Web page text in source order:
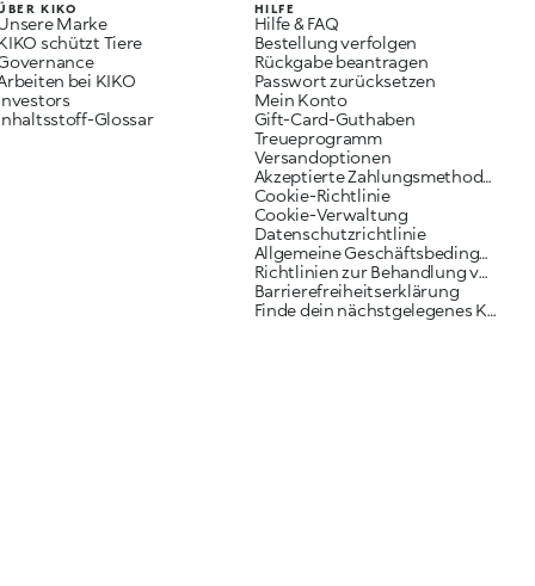
KIKO
Marke
schützt Tiere
bei KIKO
Glossar
HILFE
Hilfe & FAQ
Bestellung verfolgen
Rückgabe beantragen
Passwort zurücksetzen
Mein Konto
Gift-Card-Guthaben
Treueprogramm
Versandoptionen
Akzeptierte Zahlungsmethoden
Cookie-Richtlinie
Cookie-Verwaltung
Datenschutzrichtlinie
Allgemeine Geschäftsbedingungen
Richtlinien zur Behandlung von Reklamationen
Barrierefreiheitserklärung
Finde dein nächstgelegenes KIKO Geschäft